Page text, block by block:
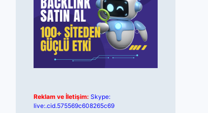
Reklam ve İletişim: Skype:
live:.cid.575569c608265c69